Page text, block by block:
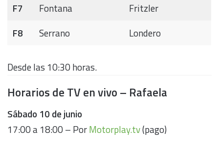
F7
Fontana
Fritzler
F8
Serrano Londero
Desde las 10:30 horas.
Horarios de TV en vivo – Rafaela
Sábado 10 de junio
17:00 a 18:00 – PorMotorplay.tv(pago)